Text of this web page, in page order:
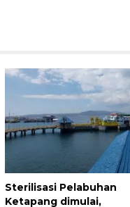
Sterilisasi Pelabuhan
Ketapang dimulai,